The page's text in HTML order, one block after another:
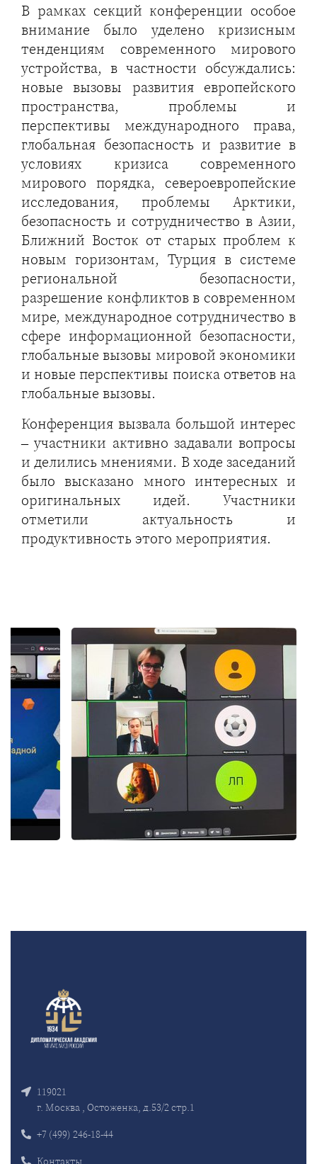
В рамках секций конференции особое
внимание было уделено кризисным
тенденциям современного мирового
устройства, в частности обсуждались:
новые вызовы развития европейского
пространства, проблемы и
перспективы международного права,
глобальная безопасность и развитие в
условиях кризиса современного
мирового порядка, североевропейские
исследования, проблемы Арктики,
безопасность и сотрудничество в Азии,
Ближний Восток от старых проблем к
новым горизонтам, Турция в системе
региональной безопасности,
разрешение конфликтов в современном
мире, международное сотрудничество в
сфере информационной безопасности,
глобальные вызовы мировой экономики
и новые перспективы поиска ответов на
глобальные вызовы.
Конференция вызвала большой интерес
– участники активно задавали вопросы
и делились мнениями. В ходе заседаний
было высказано много интересных и
оригинальных идей. Участники
отметили актуальность и
продуктивность этого мероприятия.
119021
г. Москва , Остоженка, д.53/2 стр.1
+7 (499) 246-18-44